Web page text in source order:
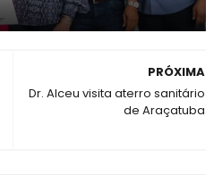
PRÓXIMA
Dr. Alceu visita aterro sanitário
de Araçatuba